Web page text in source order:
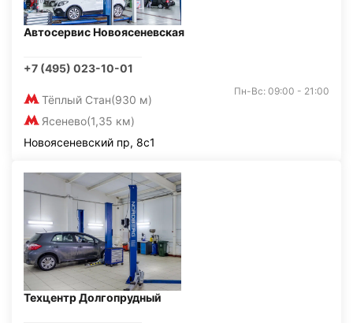
Автосервис Новоясеневская
+7 (495) 023-10-01
Тёплый Стан(930 м)
Ясенево(1,35 км)
Пн-Вс: 09:00 - 21:00
Новоясеневский пр, 8с1
Техцентр Долгопрудный